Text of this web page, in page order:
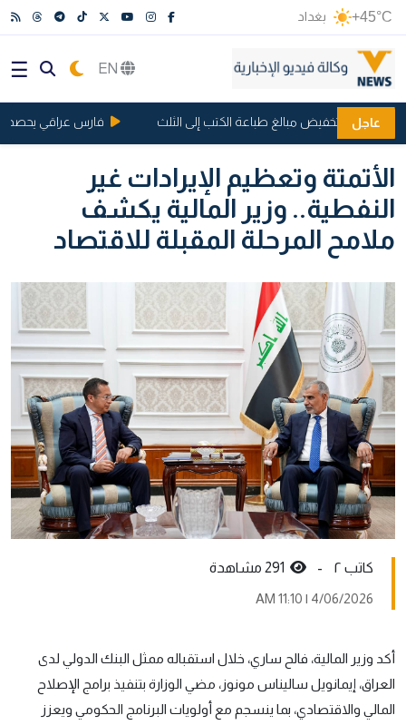
+45°C بغداد
عاجلوتخفيض مبالغ طباعة الكتب إلى الثلث فارس عراقي يحصد 4 مراكز متقدمة في بطولة بلجيكا
الأتمتة وتعظيم الإيرادات غير
النفطية.. وزير المالية يكشف
ملامح المرحلة المقبلة للاقتصاد
کاتب ٢ -
4/06/2026 | 11:10 AM
أكد وزير المالية، فالح ساري، خلال استقباله ممثل البنك الدولي لدى
العراق، إيمانويل ساليناس مونوز، مضي الوزارة بتنفيذ برامج الإصلاح
المالي والاقتصادي، بما ينسجم مع أولويات البرنامج الحكومي ويعزز